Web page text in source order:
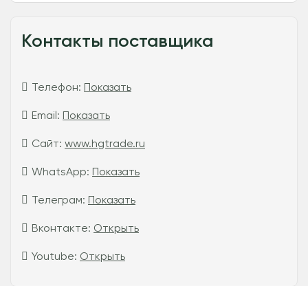
Контакты поставщика
Телефон: Показать
Email: Показать
Сайт: www.hgtrade.ru
WhatsApp: Показать
Телеграм: Показать
Вконтакте: Открыть
Youtube: Открыть